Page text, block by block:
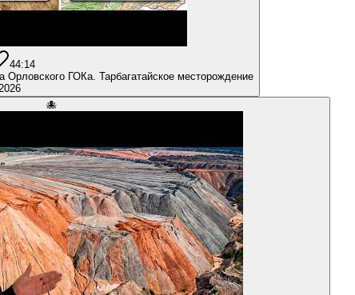
44:14
ГОКа. Тарбагатайское месторождение
🐙